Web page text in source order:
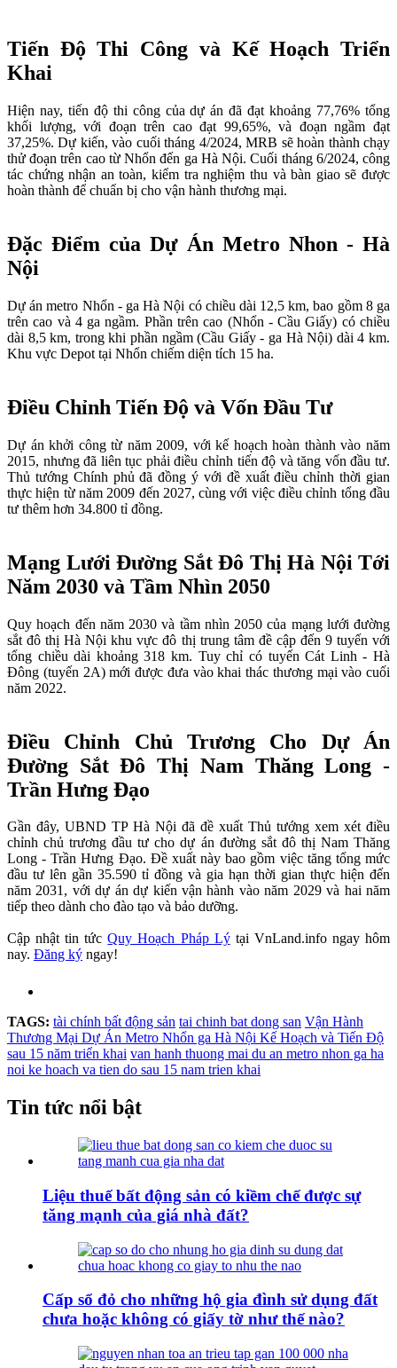
Tiến Độ Thi Công và Kế Hoạch Triển
Khai
Hiện nay, tiến độ thi công của dự án đã đạt khoảng 77,76% tổng
khối lượng, với đoạn trên cao đạt 99,65%, và đoạn ngầm đạt
37,25%. Dự kiến, vào cuối tháng 4/2024, MRB sẽ hoàn thành chạy
thử đoạn trên cao từ Nhổn đến ga Hà Nội. Cuối tháng 6/2024, công
tác chứng nhận an toàn, kiểm tra nghiệm thu và bàn giao sẽ được
hoàn thành để chuẩn bị cho vận hành thương mại.
Đặc Điểm của Dự Án Metro Nhon - Hà
Nội
Dự án metro Nhổn - ga Hà Nội có chiều dài 12,5 km, bao gồm 8 ga
trên cao và 4 ga ngầm. Phần trên cao (Nhổn - Cầu Giấy) có chiều
dài 8,5 km, trong khi phần ngầm (Cầu Giấy - ga Hà Nội) dài 4 km.
Khu vực Depot tại Nhổn chiếm diện tích 15 ha.
Điều Chỉnh Tiến Độ và Vốn Đầu Tư
Dự án khởi công từ năm 2009, với kế hoạch hoàn thành vào năm
2015, nhưng đã liên tục phải điều chỉnh tiến độ và tăng vốn đầu tư.
Thủ tướng Chính phủ đã đồng ý với đề xuất điều chỉnh thời gian
thực hiện từ năm 2009 đến 2027, cùng với việc điều chỉnh tổng đầu
tư thêm hơn 34.800 tỉ đồng.
Mạng Lưới Đường Sắt Đô Thị Hà Nội Tới
Năm 2030 và Tầm Nhìn 2050
Quy hoạch đến năm 2030 và tầm nhìn 2050 của mạng lưới đường
sắt đô thị Hà Nội khu vực đô thị trung tâm đề cập đến 9 tuyến với
tổng chiều dài khoảng 318 km. Tuy chỉ có tuyến Cát Linh - Hà
Đông (tuyến 2A) mới được đưa vào khai thác thương mại vào cuối
năm 2022.
Điều Chỉnh Chủ Trương Cho Dự Án
Đường Sắt Đô Thị Nam Thăng Long -
Trần Hưng Đạo
Gần đây, UBND TP Hà Nội đã đề xuất Thủ tướng xem xét điều
chỉnh chủ trương đầu tư cho dự án đường sắt đô thị Nam Thăng
Long - Trần Hưng Đạo. Đề xuất này bao gồm việc tăng tổng mức
đầu tư lên gần 35.590 tỉ đồng và gia hạn thời gian thực hiện đến
năm 2031, với dự án dự kiến vận hành vào năm 2029 và hai năm
tiếp theo dành cho đào tạo và bảo dưỡng.
Cập nhật tin tứcQuy Hoạch Pháp Lýtại VnLand.info ngay hôm
nay. Đăng ký ngay!
TAGS: tài chính bất động sản tai chinh bat dong san Vận Hành
Thương Mại Dự Án Metro Nhổn ga Hà Nội Kế Hoạch và Tiến Độ
sau 15 năm triển khai van hanh thuong mai du an metro nhon ga ha
noi ke hoach va tien do sau 15 nam trien khai
Tin tức nổi bật
Liệu thuế bất động sản có kiềm chế được sự
tăng mạnh của giá nhà đất?
Cấp sổ đỏ cho những hộ gia đình sử dụng đất
chưa hoặc không có giấy tờ như thế nào?